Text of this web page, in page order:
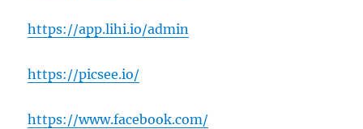
https://app.lihi.io/admin
https://picsee.io/
https://www.facebook.com/